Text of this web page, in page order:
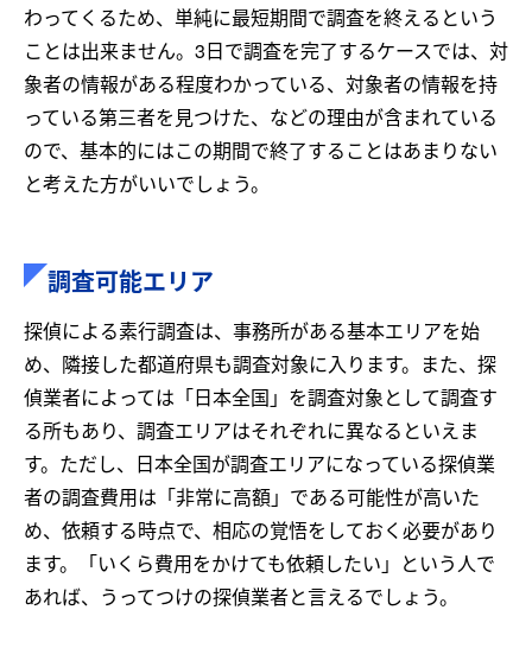
わってくるため、単純に最短期間で調査を終えるという
ことは出来ません。3日で調査を完了するケースでは、対
象者の情報がある程度わかっている、対象者の情報を持
っている第三者を見つけた、などの理由が含まれている
ので、基本的にはこの期間で終了することはあまりない
と考えた方がいいでしょう。
調査可能エリア
探偵による素行調査は、事務所がある基本エリアを始
め、隣接した都道府県も調査対象に入ります。また、探
偵業者によっては「日本全国」を調査対象として調査す
る所もあり、調査エリアはそれぞれに異なるといえま
す。ただし、日本全国が調査エリアになっている探偵業
者の調査費用は「非常に高額」である可能性が高いた
め、依頼する時点で、相応の覚悟をしておく必要があり
ます。「いくら費用をかけても依頼したい」という人で
あれば、うってつけの探偵業者と言えるでしょう。